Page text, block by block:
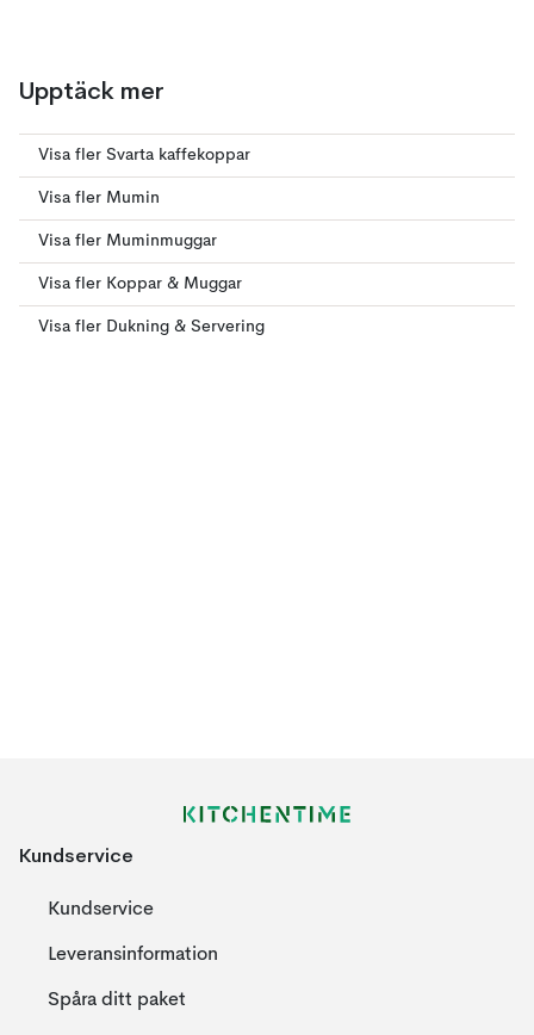
Upptäck mer
Visa fler Svarta kaffekoppar
Visa fler Mumin
Visa fler Muminmuggar
Visa fler Koppar & Muggar
Visa fler Dukning & Servering
Kundservice
Kundservice
Leveransinformation
Spåra ditt paket